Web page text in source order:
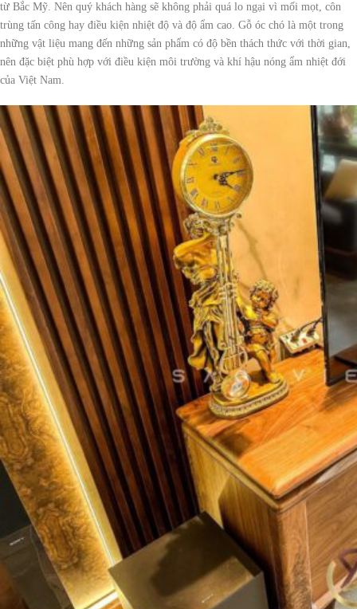
từ Bắc Mỹ. Nên quý khách hàng sẽ không phải quá lo ngại vì mối mọt, côn
trùng tấn công hay điều kiện nhiệt độ và độ ẩm cao. Gỗ óc chó là một trong
những vật liệu mang đến những sản phẩm có độ bền thách thức với thời gian,
nên đặc biệt phù hợp với điều kiện môi trường và khí hậu nóng ẩm nhiệt đới
của Việt Nam.